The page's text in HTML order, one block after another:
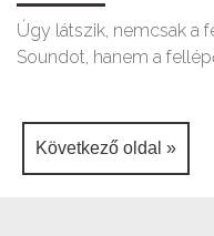
Úgy látszik, nemcsak a
Soundot, hanem a
Következő oldal »